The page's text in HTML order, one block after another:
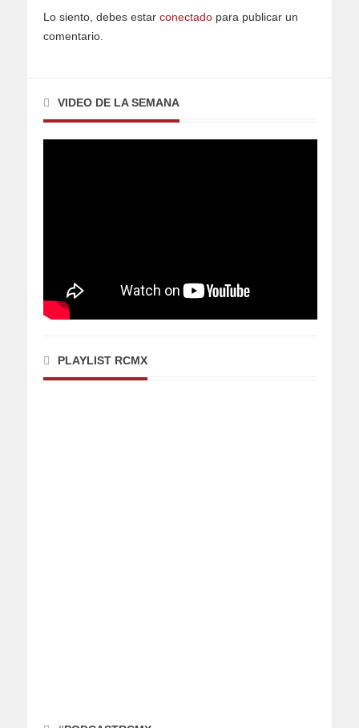
Lo siento, debes estar conectado para publicar un
comentario.
VIDEO DE LA SEMANA
PLAYLIST RCMX